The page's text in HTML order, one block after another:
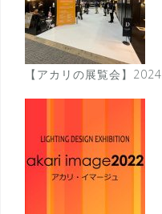
【アカリの展覧会】2024